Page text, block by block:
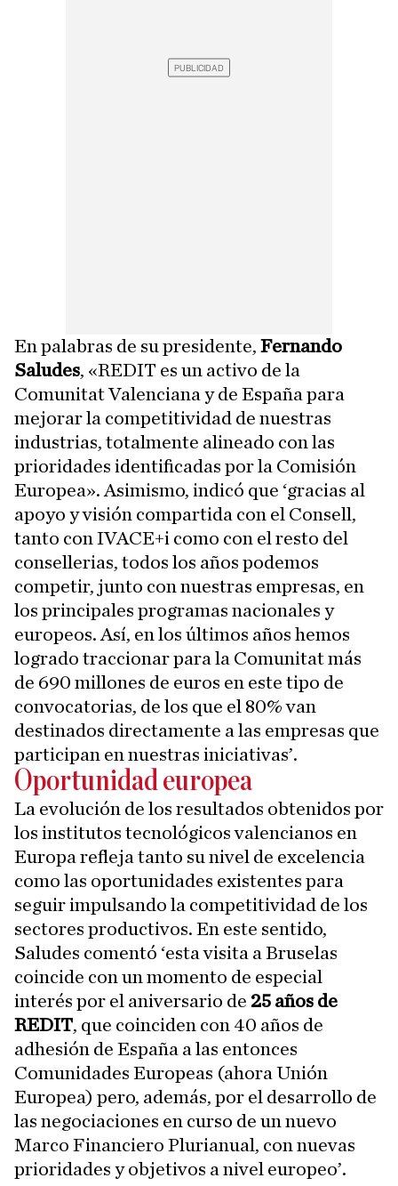
En palabras de su presidente, Fernando
Saludes, «REDIT es un activo de la
Comunitat Valenciana y de España para
mejorar la competitividad de nuestras
industrias, totalmente alineado con las
prioridades identificadas por la Comisión
Europea». Asimismo, indicó que ‘gracias al
apoyo y visión compartida con el Consell,
tanto con IVACE+i como con el resto del
consellerias, todos los años podemos
competir, junto con nuestras empresas, en
los principales programas nacionales y
europeos. Así, en los últimos años hemos
logrado traccionar para la Comunitat más
de 690 millones de euros en este tipo de
convocatorias, de los que el 80% van
destinados directamente a las empresas que
participan en nuestras iniciativas’.
Oportunidad europea
La evolución de los resultados obtenidos por
los institutos tecnológicos valencianos en
Europa refleja tanto su nivel de excelencia
como las oportunidades existentes para
seguir impulsando la competitividad de los
sectores productivos. En este sentido,
Saludes comentó ‘esta visita a Bruselas
coincide con un momento de especial
interés por el aniversario de 25 años de
REDIT, que coinciden con 40 años de
adhesión de España a las entonces
Comunidades Europeas (ahora Unión
Europea) pero, además, por el desarrollo de
las negociaciones en curso de un nuevo
Marco Financiero Plurianual, con nuevas
prioridades y objetivos a nivel europeo’.